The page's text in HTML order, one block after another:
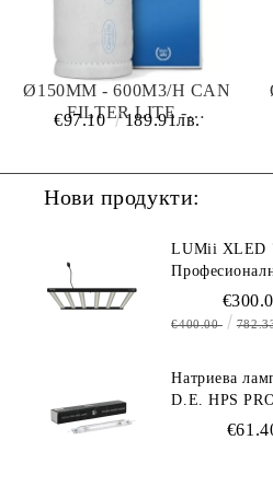
Ø150MM - 600M3/H CAN
FILTER LITE -
ВЪЗДУХ
€97.10 189.91лв.
Нови продукти:
LUMii XLED
спектър
€400.00
Натриева
D.E. HPS
осветление